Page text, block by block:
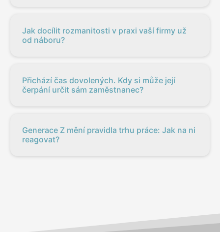
Jak docílit rozmanitosti v praxi vaší firmy už
od náboru?
Přichází čas dovolených. Kdy si může její
čerpání určit sám zaměstnanec?
Generace Z mění pravidla trhu práce: Jak na ni
reagovat?